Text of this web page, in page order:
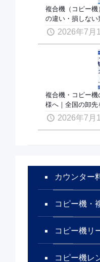
複合機（コピー
の違い・損しな
2026年7月
複合機・コピー
様へ｜全国の卸
2026年7月
カウンター
コピー機・
コピー機リ
コピー機レ